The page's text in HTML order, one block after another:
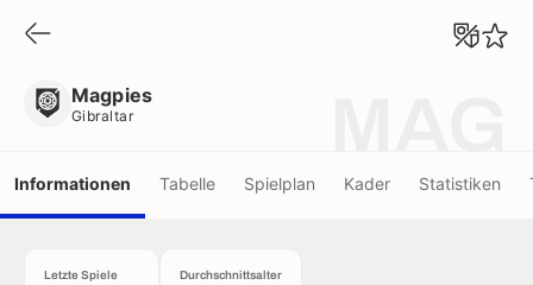
Magpies
Gibraltar
Informationen Tabelle Spielplan Kader Statistiken
Letzte Spiele Durchschnittsalter